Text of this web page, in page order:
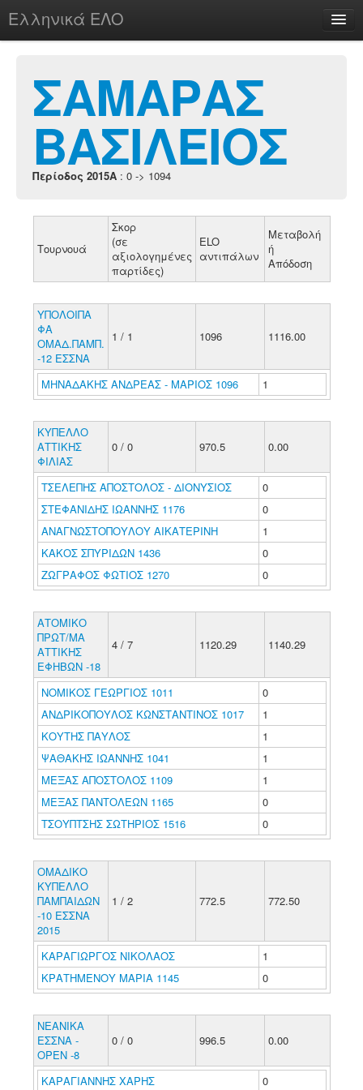
Ελληνικά ΕΛΟ
chesstu.be @ discord
Login
ΣΑΜΑΡΑΣ
ΒΑΣΙΛΕΙΟΣ
Περίοδος 2015A : 0 -> 1094
Τουρνουά
Σκορ
(σε
αξιολογημένες
παρτίδες)
ELO
αντιπάλων
Μεταβολή
ή
Απόδοση
ΥΠΟΛΟΙΠΑ
ΦΑ
ΟΜΑΔ.ΠΑΜΠ.
-12 ΕΣΣΝΑ
1 / 1 1096 1116.00
ΜΗΝΑΔΑΚΗΣ ΑΝΔΡΕΑΣ - ΜΑΡΙΟΣ 1096 1
ΚΥΠΕΛΛΟ
ΑΤΤΙΚΗΣ
ΦΙΛΙΑΣ
0 / 0 970.5 0.00
ΤΣΕΛΕΠΗΣ ΑΠΟΣΤΟΛΟΣ - ΔΙΟΝΥΣΙΟΣ
0
ΣΤΕΦΑΝΙΔΗΣ ΙΩΑΝΝΗΣ 1176
0
ΑΝΑΓΝΩΣΤΟΠΟΥΛΟΥ ΑΙΚΑΤΕΡΙΝΗ
1
ΚΑΚΟΣ ΣΠΥΡΙΔΩΝ 1436
0
ΖΩΓΡΑΦΟΣ ΦΩΤΙΟΣ 1270
0
ΑΤΟΜΙΚΟ
ΠΡΩΤ/ΜΑ
ΑΤΤΙΚΗΣ
ΕΦΗΒΩΝ -18
4 / 7 1120.29 1140.29
ΝΟΜΙΚΟΣ ΓΕΩΡΓΙΟΣ 1011
0
ΑΝΔΡΙΚΟΠΟΥΛΟΣ ΚΩΝΣΤΑΝΤΙΝΟΣ 1017
1
ΚΟΥΤΗΣ ΠΑΥΛΟΣ
1
ΨΑΘΑΚΗΣ ΙΩΑΝΝΗΣ 1041
1
ΜΕΞΑΣ ΑΠΟΣΤΟΛΟΣ 1109
1
ΜΕΞΑΣ ΠΑΝΤΟΛΕΩΝ 1165
0
ΤΣΟΥΠΤΣΗΣ ΣΩΤΗΡΙΟΣ 1516
0
ΟΜΑΔΙΚΟ
ΚΥΠΕΛΛΟ
ΠΑΜΠΑΙΔΩΝ
-10 ΕΣΣΝΑ
2015
1 / 2 772.5 772.50
ΚΑΡΑΓΙΩΡΓΟΣ ΝΙΚΟΛΑΟΣ
1
ΚΡΑΤΗΜΕΝΟΥ ΜΑΡΙΑ 1145
0
ΝΕΑΝΙΚΑ
ΕΣΣΝΑ -
ΟΡΕΝ -8
0 / 0 996.5 0.00
ΚΑΡΑΓΙΑΝΝΗΣ ΧΑΡΗΣ 0